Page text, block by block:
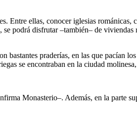
ellas, conocer iglesias
podrá disfrutar –también– de
praderías, en las que pacían
se encontraban en la ciudad
Monasterio–. Además, en la parte